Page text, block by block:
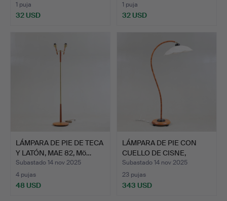
1 puja
32 USD
1 puja
32 USD
LÁMPARA DE PIE DE TECA
Y LATÓN, MAE 82, Mö…
Subastado 14 nov 2025
4 pujas
48 USD
LÁMPARA DE PIE CON
CUELLO DE CISNE,
Marksl…
Subastado 14 nov 2025
23 pujas
343 USD